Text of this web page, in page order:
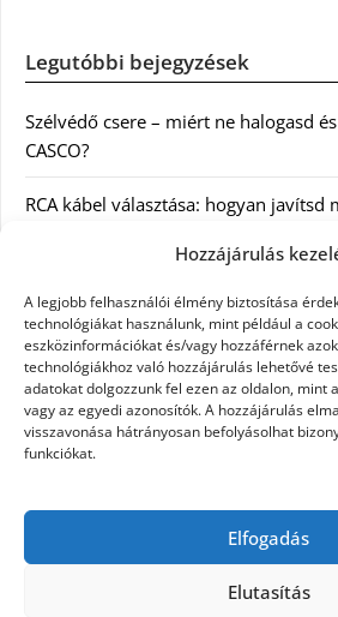
Hozzájárulás
A legjobb felhasználói élmény biztosítása
technológiákat használunk, mint például a
eszközinformációkat és/vagy hozzáférnek
technológiákhoz való hozzájárulás lehetővé
adatokat dolgozzunk fel ezen az oldalon, mint
vagy az egyedi azonosítók. A hozzájárulás
visszavonása hátrányosan befolyásolhat
funkciókat.
Elfogadás
Elutasítás
Legutóbbi bejegyzések
Szélvédő csere – miért ne halogasd
CASCO?
RCA kábel választása: hogyan javítsd
Magyarországon: milyen jogi
Akciós külföldi nyaralás 2026-ban
ellenőrizz az ár mellett?
A Kassai Irodaház modern